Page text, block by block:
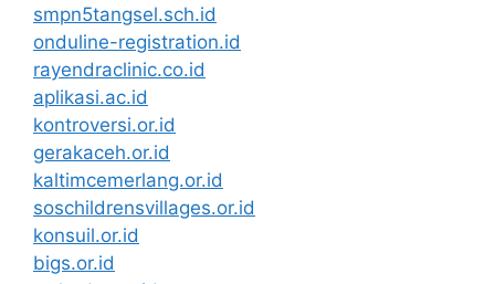
smpn5tangsel.sch.id
onduline-registration.id
rayendraclinic.co.id
aplikasi.ac.id
kontroversi.or.id
gerakaceh.or.id
kaltimcemerlang.or.id
soschildrensvillages.or.id
konsuil.or.id
bigs.or.id